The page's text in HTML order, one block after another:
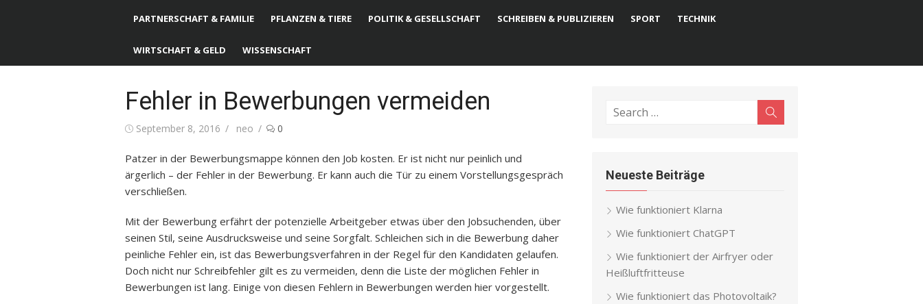
PARTNERSCHAFT & FAMILIE PFLANZEN & TIERE POLITIK & GESELLSCHAFT SCHREIBEN & PUBLIZIEREN SPORT TECHNIK
WIRTSCHAFT & GELD WISSENSCHAFT
Fehler in Bewerbungen vermeiden
Posted
September 8, 2016 Author
neo 0
Patzer in der Bewerbungsmappe können den Job kosten. Er ist nicht nur peinlich und
ärgerlich – der Fehler in der Bewerbung. Er kann auch die Tür zu einem Vorstellungsgespräch
verschließen.
Mit der Bewerbung erfährt der potenzielle Arbeitgeber etwas über den Jobsuchenden, über
seinen Stil, seine Ausdrucksweise und seine Sorgfalt. Schleichen sich in die Bewerbung daher
peinliche Fehler ein, ist das Bewerbungsverfahren in der Regel für den Kandidaten gelaufen.
Doch nicht nur Schreibfehler gilt es zu vermeiden, denn die Liste der möglichen Fehler in
Bewerbungen ist lang. Einige von diesen Fehlern in Bewerbungen werden hier vorgestellt.
Search
Neueste Beiträge
Wie funktioniert Klarna
Wie funktioniert ChatGPT
Wie funktioniert der Airfryer oder
Heißluftfritteuse
Wie funktioniert das Photovoltaik?